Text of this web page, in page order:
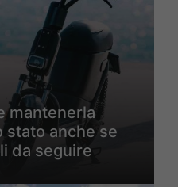
mantenerla
anche se
da seguire